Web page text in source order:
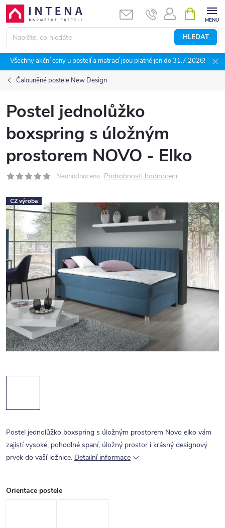
Přejít
obsah
HLEDAT
NÁKUPNÍ
KOŠÍK
Všechny akční ceny u postelí a matrací jsou platné jen do 31.7.2026!
Čalouněné postele New Design
Postel jednolůžko
boxspring s úložným
prostorem NOVO - Elko
Neohodnoceno Podrobnosti hodnocení
CZ výroba
Postel jednolůžko boxspring s úložným prostorem Novo elko vám
zajistí vysoké, pohodlné spaní, úložný prostor i krásný designový
prvek do vaší ložnice. Detailní informace
Orientace postele